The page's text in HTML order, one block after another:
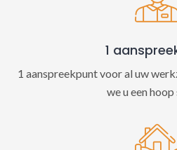
1
1 aanspreekpunt voor al uw
we u een